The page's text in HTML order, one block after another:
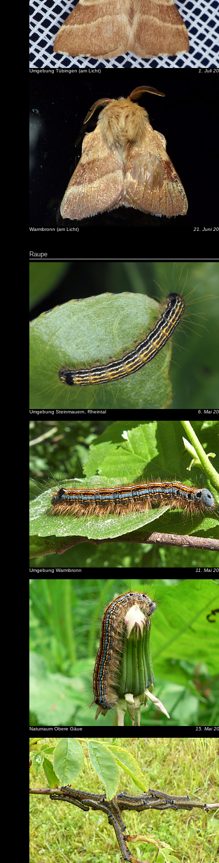
Umgebung Tübingen (am Licht) 1. Juli
Warmbronn (am Licht) 21. Juni
Raupe
Umgebung Steinmauern, Rheintal 6. Mai
Umgebung Warmbronn 11. Mai
Naturraum Obere Gäue 15. Mai